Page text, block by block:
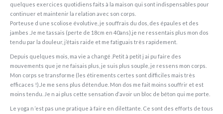
quelques exercices quotidiens faits à la maison qui sont indispensables pour
continuer et maintenir la relation avec son corps.
Porteuse d une scoliose évolutive, je souffrais du dos, des épaules et des
jambes .Je me tassais (perte de 18cm en 40ans).je ne ressentais plus mon dos
tendu par la douleur, j’étais raide et me fatiguais très rapidement.
Depuis quelques mois, ma vie a changé .Petit à petit j ai pu faire des
mouvements que je ne faisais plus, je suis plus souple, je ressens mon corps.
Mon corps se transforme (les étirements certes sont difficiles mais très
efficaces !).Je me sens plus détendue. Mon dos me fait moins souffrir et est
moins tendu. Je n ai plus cette sensation d‘avoir un bloc de béton qui me porte.
Le yoga n ‘est pas une pratique à faire en dilettante. Ce sont des efforts de tous